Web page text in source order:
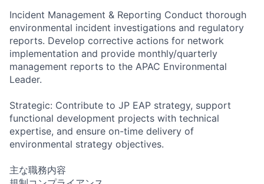
Incident Management & Reporting Conduct thorough
environmental incident investigations and regulatory
reports. Develop corrective actions for network
implementation and provide monthly/quarterly
management reports to the APAC Environmental
Leader.
Strategic: Contribute to JP EAP strategy, support
functional development projects with technical
expertise, and ensure on-time delivery of
environmental strategy objectives.
主な職務内容